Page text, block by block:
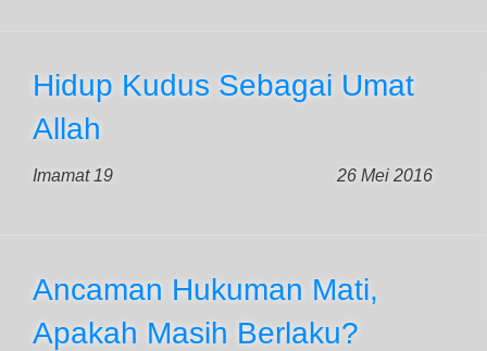
Hidup Kudus Sebagai Umat
Allah
Imamat 19 26 Mei 2016
Ancaman Hukuman Mati,
Apakah Masih Berlaku?